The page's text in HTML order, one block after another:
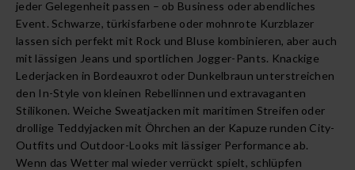
jeder Gelegenheit passen – ob Business oder abendliches
Event. Schwarze, türkisfarbene oder mohnrote Kurzblazer
lassen sich perfekt mit Rock und Bluse kombinieren, aber auch
mit lässigen Jeans und sportlichen Jogger-Pants. Knackige
Lederjacken in Bordeauxrot oder Dunkelbraun unterstreichen
den In-Style von kleinen Rebellinnen und extravaganten
Stilikonen. Weiche Sweatjacken mit maritimen Streifen oder
drollige Teddyjacken mit Öhrchen an der Kapuze runden City-
Outfits und Outdoor-Looks mit lässiger Performance ab.
Wenn das Wetter mal wieder verrückt spielt, schlüpfen